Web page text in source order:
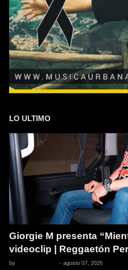
LO ULTIMO
Giorgie M presenta
videoclip | Reggaetón
by - agosto 07, 2026